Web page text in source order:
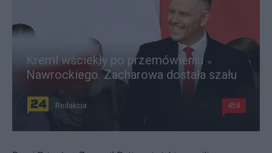
Kreml wściekły po przemówieniu
Nawrockiego. Zacharowa dostała szału
Redakcja 458